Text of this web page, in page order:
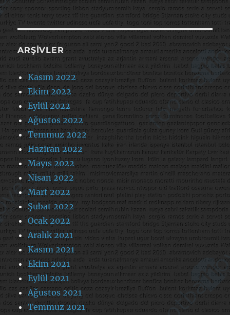
ARŞIVLER
Kasım 2022
Ekim 2022
Eylül 2022
Ağustos 2022
Temmuz 2022
Haziran 2022
Mayıs 2022
Nisan 2022
Mart 2022
Şubat 2022
Ocak 2022
Aralık 2021
Kasım 2021
Ekim 2021
Eylül 2021
Ağustos 2021
Temmuz 2021